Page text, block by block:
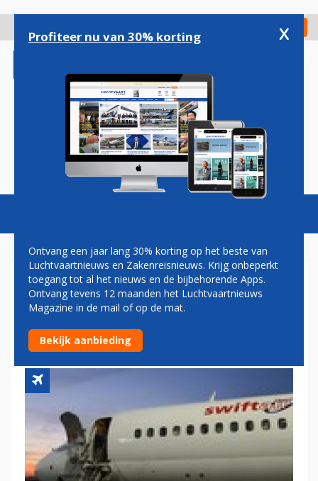
gaan
Check in
Magazine Podcasts Vacatures
SWIFTAIR: GEEN
OVERLEVENDEN
RAMPVLUCHT AH5017
Profiteer nu van 30% korting x
Ontvang een jaar lang 30% korting op het beste van
Luchtvaartnieuws en Zakenreisnieuws. Krijg onbeperkt
toegang tot al het nieuws en de bijbehorende Apps.
Ontvang tevens 12 maanden het Luchtvaartnieuws
Magazine in de mail of op de mat.
Bekijk aanbieding